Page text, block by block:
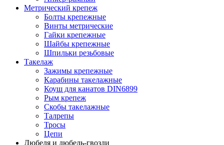
Метрический крепеж
Болты крепежные
Винты метрические
Гайки крепежные
Шайбы крепежные
Шпильки резьбовые
Такелаж
Зажимы крепежные
Карабины такелажные
Коуш для канатов DIN6899
Рым крепеж
Скобы такелажные
Талрепы
Тросы
Цепи
Дюбеля и дюбель-гвозди